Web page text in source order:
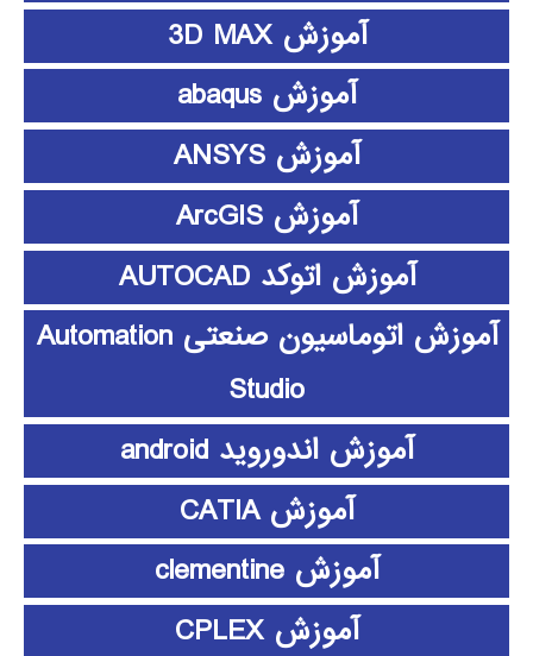
آموزش 3D MAX
آموزش abaqus
آموزش ANSYS
آموزش ArcGIS
آموزش اتوکد AUTOCAD
آموزش اتوماسیون صنعتی Automation
Studio
آموزش اندوروید android
آموزش CATIA
آموزش clementine
آموزش CPLEX